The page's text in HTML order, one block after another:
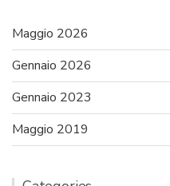
Maggio 2026
Gennaio 2026
Gennaio 2023
Maggio 2019